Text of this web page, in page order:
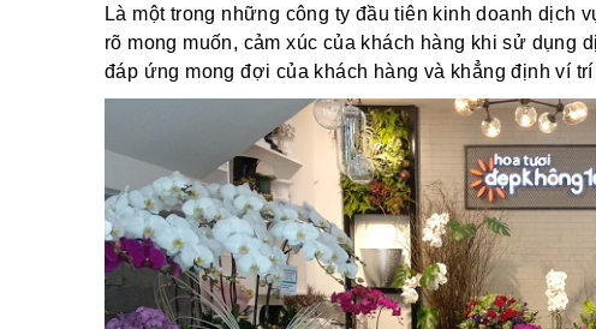
Là một trong những công ty đầu tiên kinh doanh dịch
rõ mong muốn, cảm xúc của khách hàng khi sử dụng
đáp ứng mong đợi của khách hàng và khẳng định ví